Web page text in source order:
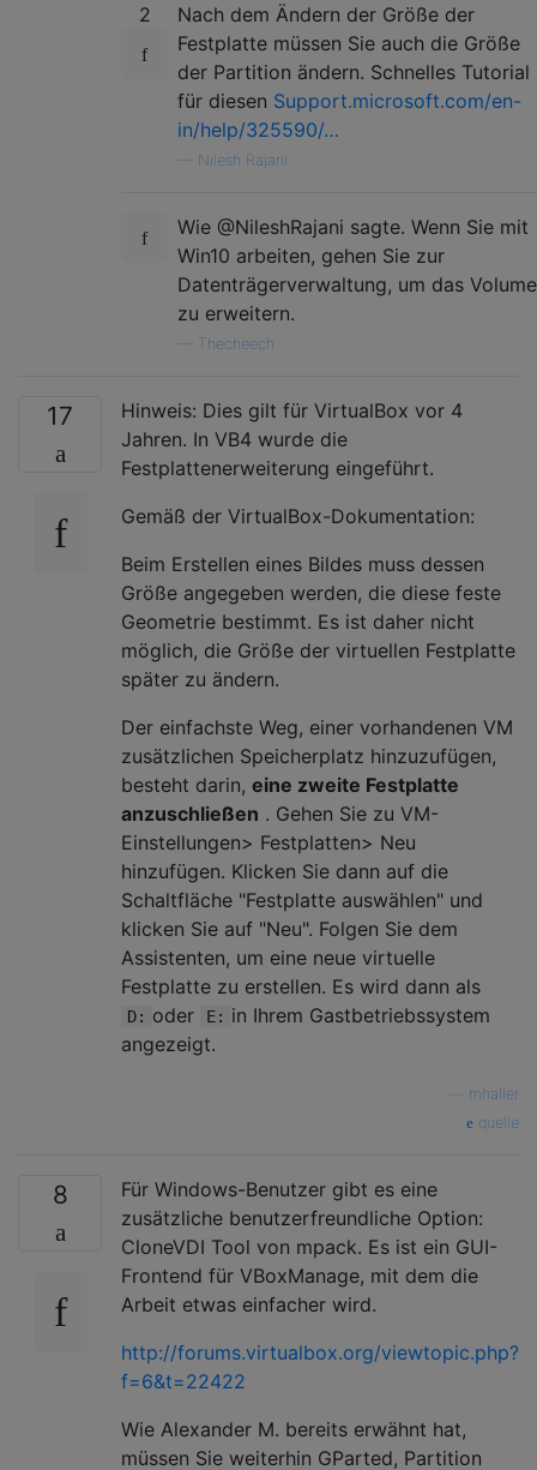
2
Nach dem Ändern der Größe der
Festplatte müssen Sie auch die Größe
der Partition ändern. Schnelles Tutorial
für diesen Support.microsoft.com/en-
in/help/325590/…
Nilesh Rajani
Wie @NileshRajani sagte. Wenn Sie mit
Win10 arbeiten, gehen Sie zur
Datenträgerverwaltung, um das Volume
zu erweitern.
Thecheech
17
Hinweis: Dies gilt für VirtualBox vor 4
Jahren. In VB4 wurde die
Festplattenerweiterung eingeführt.
Gemäß der VirtualBox-Dokumentation:
Beim Erstellen eines Bildes muss dessen
Größe angegeben werden, die diese feste
Geometrie bestimmt. Es ist daher nicht
möglich, die Größe der virtuellen Festplatte
später zu ändern.
Der einfachste Weg, einer vorhandenen VM
zusätzlichen Speicherplatz hinzuzufügen,
besteht darin, eine zweite Festplatte
anzuschließen . Gehen Sie zu VM-
Einstellungen> Festplatten> Neu
hinzufügen. Klicken Sie dann auf die
Schaltfläche "Festplatte auswählen" und
klicken Sie auf "Neu". Folgen Sie dem
Assistenten, um eine neue virtuelle
Festplatte zu erstellen. Es wird dann als
D: oder E: in Ihrem Gastbetriebssystem
angezeigt.
mhaller
quelle
8
Für Windows-Benutzer gibt es eine
zusätzliche benutzerfreundliche Option:
CloneVDI Tool von mpack. Es ist ein GUI-
Frontend für VBoxManage, mit dem die
Arbeit etwas einfacher wird.
http://forums.virtualbox.org/viewtopic.php?
f=6&t=22422
Wie Alexander M. bereits erwähnt hat,
müssen Sie weiterhin GParted, Partition